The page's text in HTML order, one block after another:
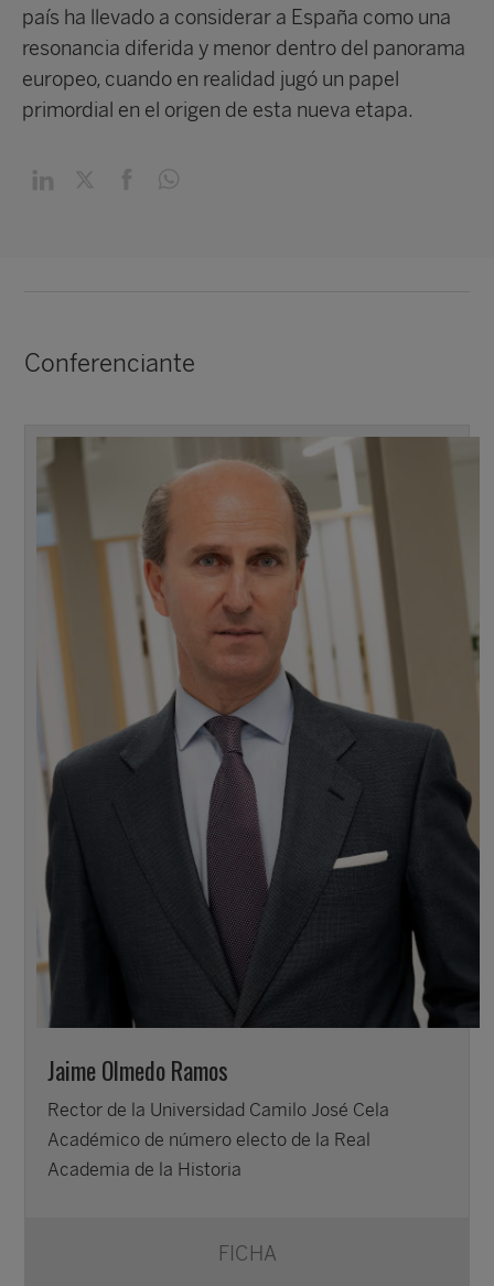
país ha llevado a considerar a España como una
resonancia diferida y menor dentro del panorama
europeo, cuando en realidad jugó un papel
primordial en el origen de esta nueva etapa.
Conferenciante
Jaime Olmedo Ramos
Rector de la Universidad Camilo José Cela
Académico de número electo de la Real
Academia de la Historia
FICHA